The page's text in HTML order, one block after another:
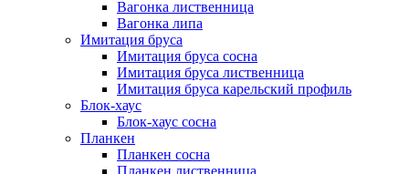
Вагонка лиственница
Вагонка липа
Имитация бруса
Имитация бруса сосна
Имитация бруса лиственница
Имитация бруса карельский профиль
Блок-хаус
Блок-хаус сосна
Планкен
Планкен сосна
Планкен лиственница